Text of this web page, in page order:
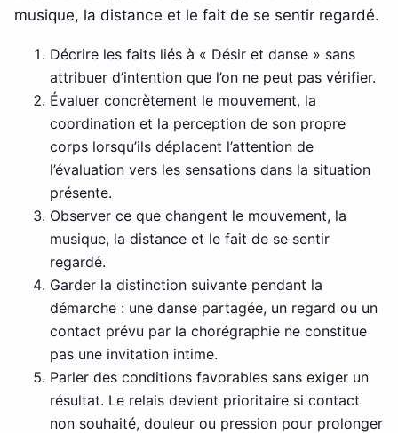
musique, la distance et le fait de se sentir regardé.
Décrire les faits liés à « Désir et danse » sans
attribuer d’intention que l’on ne peut pas vérifier.
Évaluer concrètement le mouvement, la
coordination et la perception de son propre
corps lorsqu’ils déplacent l’attention de
l’évaluation vers les sensations dans la situation
présente.
Observer ce que changent le mouvement, la
musique, la distance et le fait de se sentir
regardé.
Garder la distinction suivante pendant la
démarche : une danse partagée, un regard ou un
contact prévu par la chorégraphie ne constitue
pas une invitation intime.
Parler des conditions favorables sans exiger un
résultat. Le relais devient prioritaire si contact
non souhaité, douleur ou pression pour prolonger